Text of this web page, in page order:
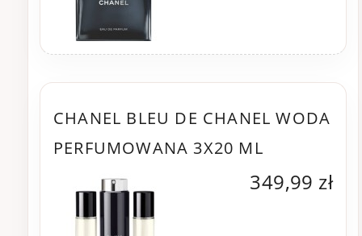
CHANEL BLEU DE CHANEL WODA
PERFUMOWANA 3X20 ML
349,99 zł